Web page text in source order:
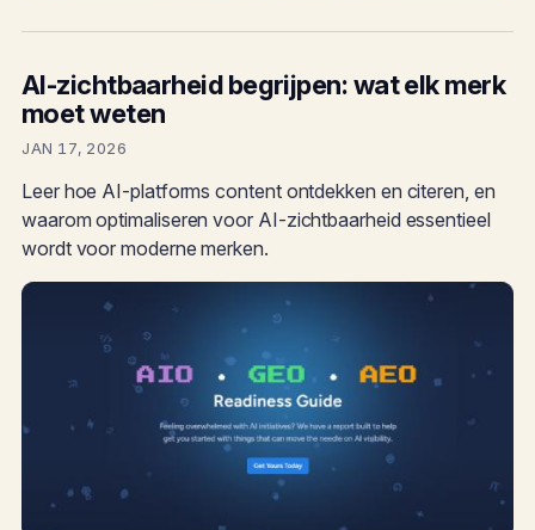
AI-zichtbaarheid begrijpen: wat elk merk
moet weten
JAN 17, 2026
Leer hoe AI-platforms content ontdekken en citeren, en
waarom optimaliseren voor AI-zichtbaarheid essentieel
wordt voor moderne merken.